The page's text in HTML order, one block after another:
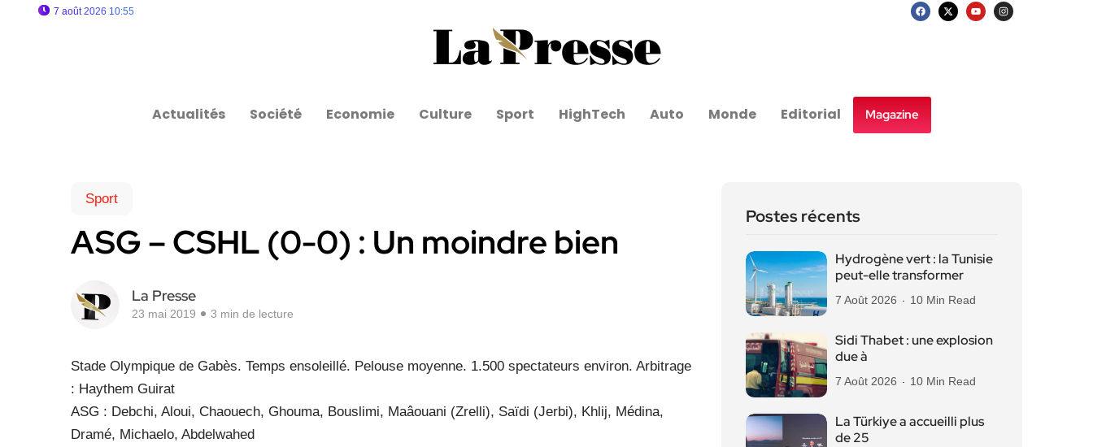
7 août 2026 10:55
Actualités Société Economie Culture Sport HighTech Auto Monde Editorial Magazine
Sport
ASG – CSHL (0-0) : Un moindre bien
La Presse
23 mai 2019 3 min de lecture
Stade Olympique de Gabès. Temps ensoleillé. Pelouse moyenne. 1.500 spectateurs environ. Arbitrage
: Haythem Guirat
ASG : Debchi, Aloui, Chaouech, Ghouma, Bouslimi, Maâouani (Zrelli), Saïdi (Jerbi), Khlij, Médina,
Dramé, Michaelo, Abdelwahed
Postes récents
Hydrogène vert : la Tunisie
peut-elle transformer
7 Août 2026 10 Min Read
Sidi Thabet : une explosion
due à
7 Août 2026 10 Min Read
La Türkiye a accueilli plus
de 25